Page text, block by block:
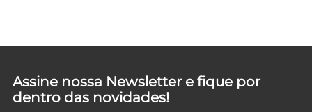
Assine nossa Newsletter e fique por
dentro das novidades!